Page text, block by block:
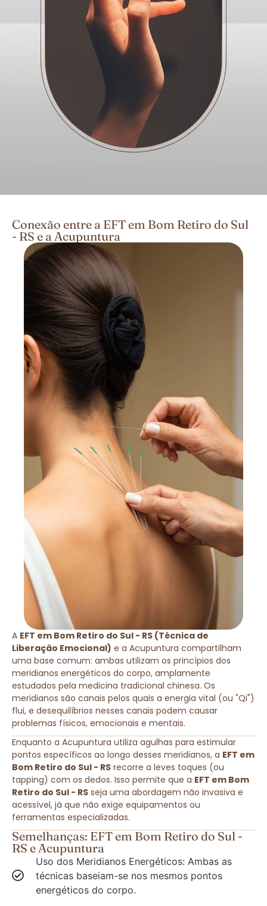
Conexão entre a EFT em Bom Retiro do Sul
- RS e a Acupuntura
A EFT em Bom Retiro do Sul - RS (Técnica de
Liberação Emocional) e a Acupuntura compartilham
uma base comum: ambas utilizam os princípios dos
meridianos energéticos do corpo, amplamente
estudados pela medicina tradicional chinesa. Os
meridianos são canais pelos quais a energia vital (ou "Qi")
flui, e desequilíbrios nesses canais podem causar
problemas físicos, emocionais e mentais.
Enquanto a Acupuntura utiliza agulhas para estimular
pontos específicos ao longo desses meridianos, a EFT em
Bom Retiro do Sul - RS recorre a leves toques (ou
tapping) com os dedos. Isso permite que a EFT em Bom
Retiro do Sul - RS seja uma abordagem não invasiva e
acessível, já que não exige equipamentos ou
ferramentas especializadas.
Semelhanças: EFT em Bom Retiro do Sul -
RS e Acupuntura
Uso dos Meridianos Energéticos: Ambas as
técnicas baseiam-se nos mesmos pontos
energéticos do corpo.